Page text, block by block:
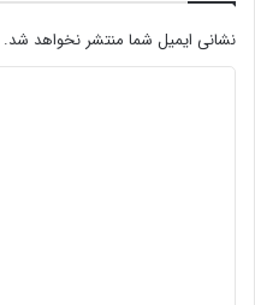
نشانی ایمیل شما منتشر نخواهد شد.